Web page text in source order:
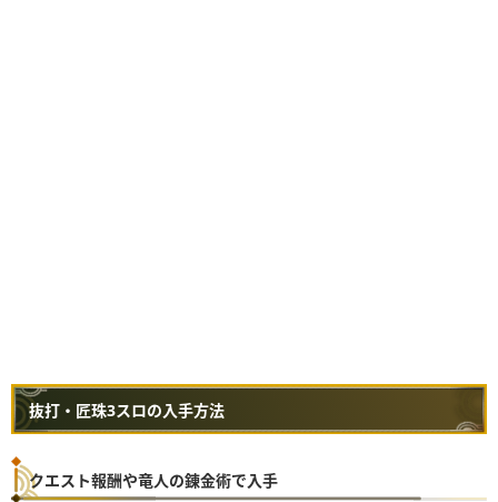
抜打・匠珠3スロの入手方法
クエスト報酬や竜人の錬金術で入手